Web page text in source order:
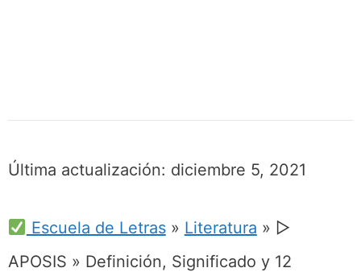
Última actualización: diciembre 5, 2021
Escuela de Letras» Literatura » ▷
APOSIS » Definición, Significado y 12